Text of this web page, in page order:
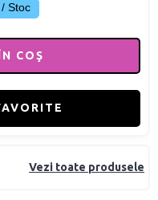
Vezi toate produsele
Stoc
COŞ